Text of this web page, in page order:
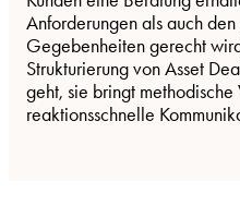
Anforderungen als auch
Gegebenheiten gerecht
Strukturierung von Asset
geht, sie bringt
reaktionsschnelle